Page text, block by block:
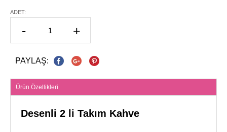
ADET:
- +
PAYLAŞ:
Ürün Özellikleri
Desenli 2 li Takım Kahve